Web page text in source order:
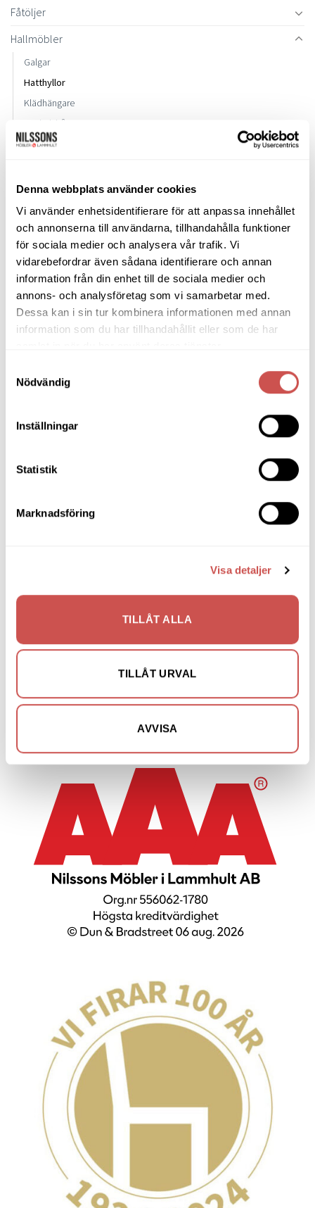
Denna webbplats använder cookies
Vi använder enhetsidentifierare för att anpassa innehållet
och annonserna till användarna, tillhandahålla funktioner
för sociala medier och analysera vår trafik. Vi
vidarebefordrar även sådana identifierare och annan
information från din enhet till de sociala medier och
annons- och analysföretag som vi samarbetar med.
Dessa kan i sin tur kombinera informationen med annan
information som du har tillhandahållit eller som de har
Nödvändig
Inställningar
Statistik
Marknadsföring
Visa detaljer
TILLÅT ALLA
TILLÅT URVAL
AVVISA
Fåtöljer
Hallmöbler
Galgar
Hatthyllor
Klädhängare
Nyckelskåp
Övrigt
Speglar
Tamburmajorer
Väggstolar
Inredning
Ljusbelysta Glastavlor
Matbord & Köksbord
Matgrupper
Möbelvård
Soffbord
Sängar
TV-bänkar
Vitrinskåp